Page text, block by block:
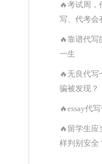
🔥考试周，
写、代考会
🔥靠谱代写
一生
🔥无良代写
骗被发现？
🔥essay代
🔥留学生应
样判别安全